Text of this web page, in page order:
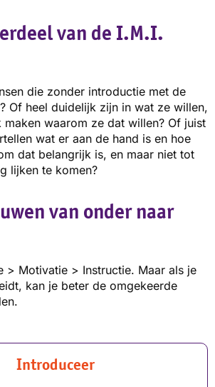
van de I.M.I.
die zonder introductie met de
Of heel duidelijk zijn in wat ze willen,
maken waarom ze dat willen? Of juist
wat er aan de hand is en hoe
dat belangrijk is, en maar niet tot
lijken te komen?
van onder naar
> Motivatie > Instructie. Maar als je
kan je beter de omgekeerde
Introduceer